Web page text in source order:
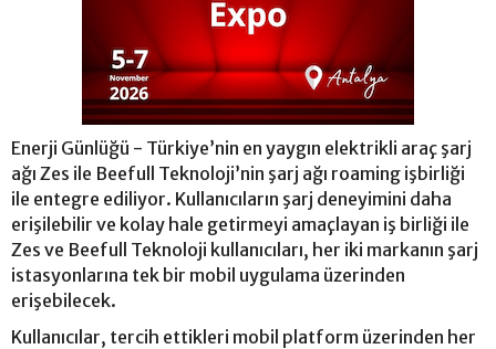
Enerji Günlüğü - Türkiye’nin en yaygın elektrikli araç şarj
ağı Zes ile Beefull Teknoloji’nin şarj ağı roaming işbirliği
ile entegre ediliyor. Kullanıcıların şarj deneyimini daha
erişilebilir ve kolay hale getirmeyi amaçlayan iş birliği ile
Zes ve Beefull Teknoloji kullanıcıları, her iki markanın şarj
istasyonlarına tek bir mobil uygulama üzerinden
erişebilecek.
Kullanıcılar, tercih ettikleri mobil platform üzerinden her